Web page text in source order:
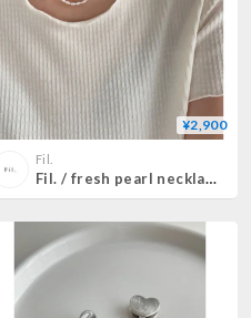
¥2,900
Fil.
Fil. / fresh pearl necklace(即納)